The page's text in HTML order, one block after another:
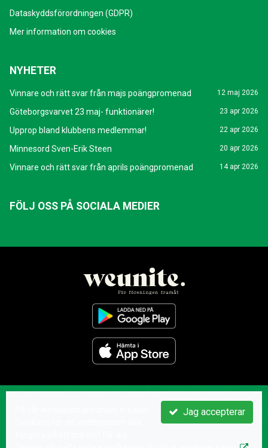
Dataskyddsförordningen (GDPR)
Mer information om cookies
NYHETER
Vinnare och rätt svar från majs poängpromenad 12 maj 2026
Göteborgsvarvet 23 maj- funktionärer! 23 apr 2026
Upprop bland klubbens medlemmar! 22 apr 2026
Minnesord Sven-Erik Steen 20 apr 2026
Vinnare och rätt svar från aprils poängpromenad 14 apr 2026
FÖLJ OSS PÅ SOCIALA MEDIER
Jag accepterar